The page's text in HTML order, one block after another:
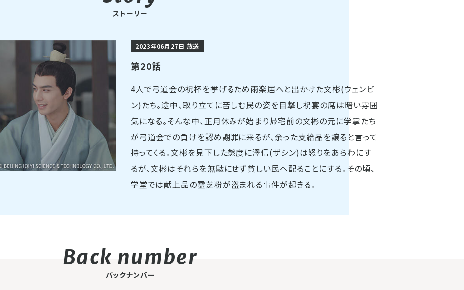
ストーリー
2023年06月27日 放送
第20話
4人で弓道会の祝杯を挙げるため雨楽居へと出かけた文彬(ウェンビ
ン)たち。途中、取り立てに苦しむ民の姿を目撃し祝宴の席は暗い雰囲
気になる。そんな中、正月休みが始まり帰宅前の文彬の元に学掌たち
が弓道会での負けを認め謝罪に来るが、余った支給品を譲ると言って
持ってくる。文彬を見下した態度に澤信(ザシン)は怒りをあらわにす
るが、文彬はそれらを無駄にせず貧しい民へ配ることにする。その頃、
学堂では献上品の霊芝粉が盗まれる事件が起きる。
バックナンバー